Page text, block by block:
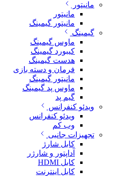
مانیتور
مانیتور
مانیتور گیمینگ
گیمینگ
ماوس گیمینگ
کیبورد گیمینگ
هدست گیمینگ
فرمان و دسته بازی
مانیتور گیمینگ
ماوس پد گیمینگ
گیم پد
ویدئو کنفرانس
ویدئو کنفرانس
وب کم
تجهیزات جانبی
کابل شارژ
آداپتور و شارژر
کابل HDMI
کابل اینترنت